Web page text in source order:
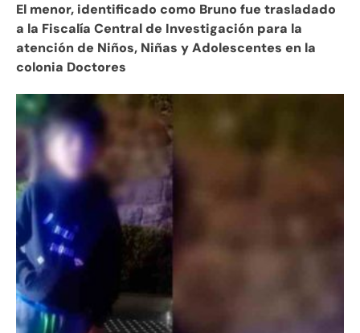
El menor, identificado como Bruno fue trasladado
a la Fiscalía Central de Investigación para la
atención de Niños, Niñas y Adolescentes en la
colonia Doctores